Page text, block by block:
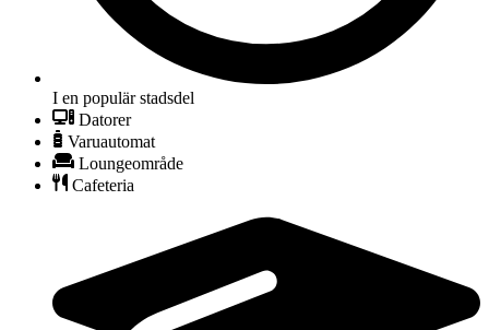
I en populär stadsdel
Datorer
Varuautomat
Loungeområde
Cafeteria